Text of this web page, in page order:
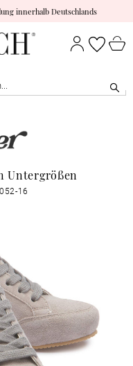
innerhalb Deutschlands
Untergrößen
16